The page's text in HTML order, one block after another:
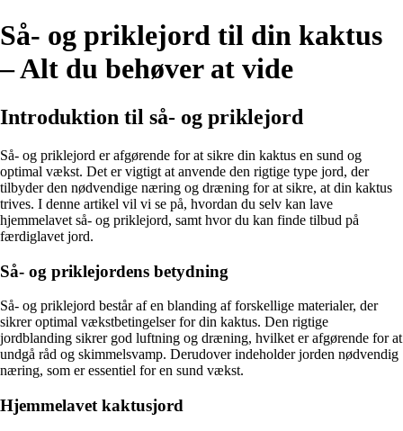
Så- og priklejord til din kaktus
– Alt du behøver at vide
Introduktion til så- og priklejord
Så- og priklejord er afgørende for at sikre din kaktus en sund og
optimal vækst. Det er vigtigt at anvende den rigtige type jord, der
tilbyder den nødvendige næring og dræning for at sikre, at din kaktus
trives. I denne artikel vil vi se på, hvordan du selv kan lave
hjemmelavet så- og priklejord, samt hvor du kan finde tilbud på
færdiglavet jord.
Så- og priklejordens betydning
Så- og priklejord består af en blanding af forskellige materialer, der
sikrer optimal vækstbetingelser for din kaktus. Den rigtige
jordblanding sikrer god luftning og dræning, hvilket er afgørende for at
undgå råd og skimmelsvamp. Derudover indeholder jorden nødvendig
næring, som er essentiel for en sund vækst.
Hjemmelavet kaktusjord